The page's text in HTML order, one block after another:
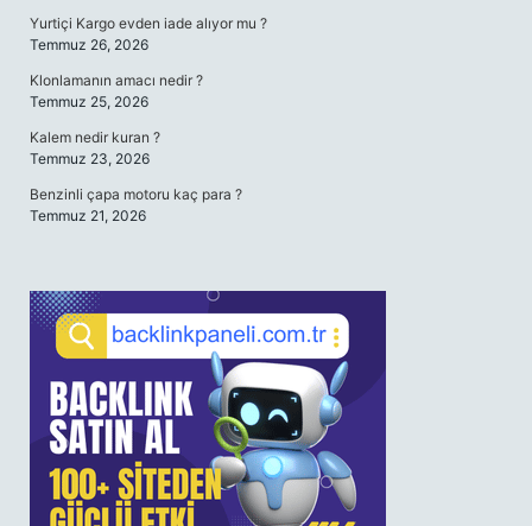
Yurtiçi Kargo evden iade alıyor mu ?
Temmuz 26, 2026
Klonlamanın amacı nedir ?
Temmuz 25, 2026
Kalem nedir kuran ?
Temmuz 23, 2026
Benzinli çapa motoru kaç para ?
Temmuz 21, 2026